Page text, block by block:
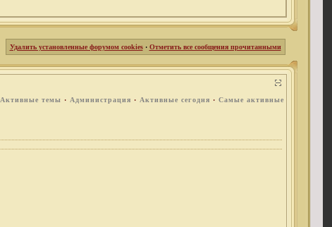
Удалить установленные форумом cookies· Отметить все сообщения прочитанными
Активные темы · Администрация · Активные сегодня · Самые активные